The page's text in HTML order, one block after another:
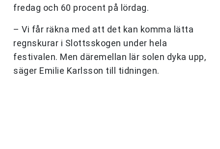
fredag och 60 procent på lördag.
– Vi får räkna med att det kan komma lätta
regnskurar i Slottsskogen under hela
festivalen. Men däremellan lär solen dyka upp,
säger Emilie Karlsson till tidningen.